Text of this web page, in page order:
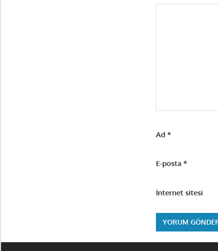
Ad*
E-posta*
İnternet sitesi